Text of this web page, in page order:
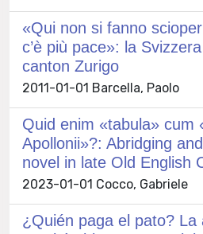
«Qui non si fanno
c’è più pace»: la
canton Zurigo
2011-01-01 Barcella, Paolo
Quid enim «tabula» cum
Apollonii»?: Abridging
novel in late Old English
2023-01-01 Cocco, Gabriele
¿Quién paga el pato? La